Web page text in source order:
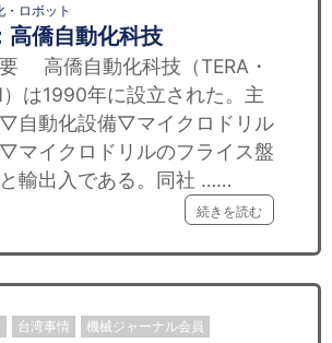
・ロボット
高僑自動化科技
高僑自動化科技（TERA・
）は1990年に設立された。主
自動化設備▽マイクロドリル
マイクロドリルのフライス盤
輸出入である。同社 ……
続きを読む
台湾事情 機械ジャーナル会員